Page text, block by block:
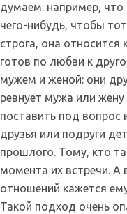
думаем: например, что
чего-нибудь, чтобы
строга, она
готов по любви к
мужем и женой: они
ревнует мужа или
поставить под
друзья или подруги
прошлого. Тому, кто
момента их встречи. А
отношений кажется
Такой подход очень